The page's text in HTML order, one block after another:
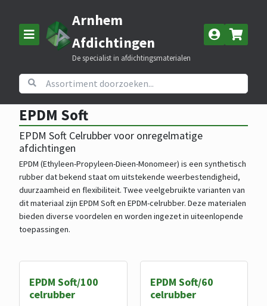
Arnhem
Afdichtingen
De specialist in afdichtingsmaterialen
Home Assortiment Celrubber EPDM Soft
EPDM Soft
EPDM Soft Celrubber voor onregelmatige
afdichtingen
EPDM (Ethyleen-Propyleen-Dieen-Monomeer) is een synthetisch
rubber dat bekend staat om uitstekende weerbestendigheid,
duurzaamheid en flexibiliteit. Twee veelgebruikte varianten van
dit materiaal zijn EPDM Soft en EPDM-celrubber. Deze materialen
bieden diverse voordelen en worden ingezet in uiteenlopende
toepassingen.
EPDM Soft/100
celrubber
EPDM Soft/60
celrubber